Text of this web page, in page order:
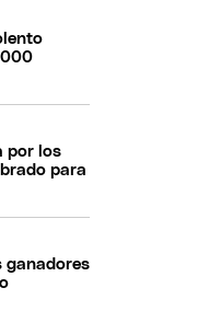
por los
para
ganadores